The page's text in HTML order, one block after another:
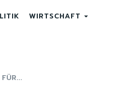
WIRTSCHAFT